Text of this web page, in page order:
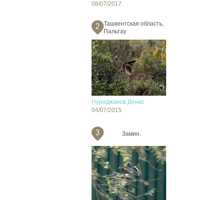
08/07/2017
2
Ташкентская область,
Пальтау
Нуриджанов Денис
04/07/2015
3 Замин.